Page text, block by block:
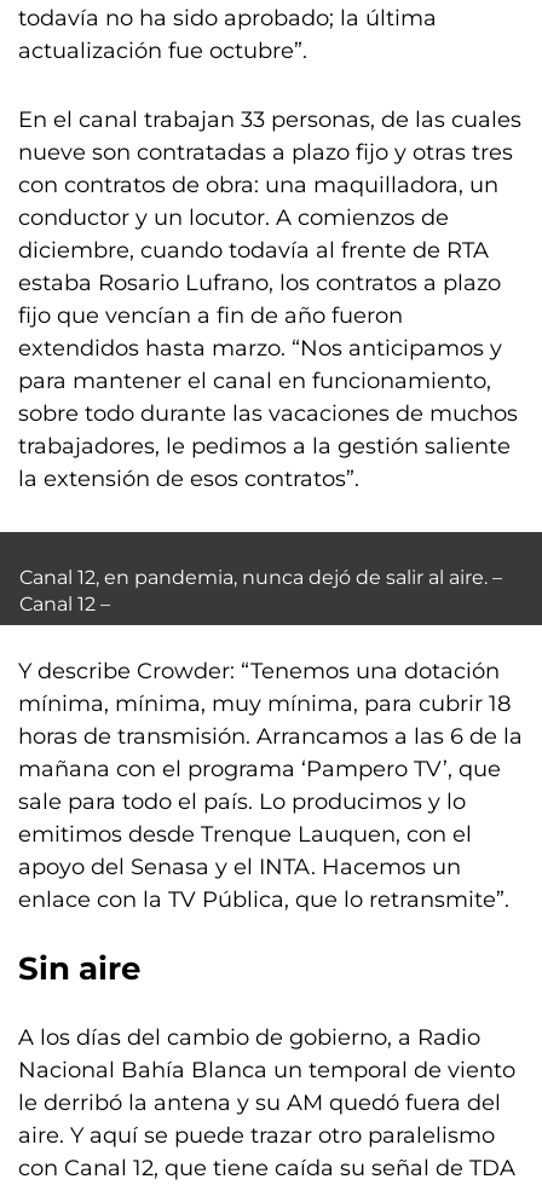
todavía no ha sido aprobado; la última
actualización fue octubre”.
En el canal trabajan 33 personas, de las cuales
nueve son contratadas a plazo fijo y otras tres
con contratos de obra: una maquilladora, un
conductor y un locutor. A comienzos de
diciembre, cuando todavía al frente de RTA
estaba Rosario Lufrano, los contratos a plazo
fijo que vencían a fin de año fueron
extendidos hasta marzo. “Nos anticipamos y
para mantener el canal en funcionamiento,
sobre todo durante las vacaciones de muchos
trabajadores, le pedimos a la gestión saliente
la extensión de esos contratos”.
Canal 12, en pandemia, nunca dejó de salir al aire. –
Canal 12 –
Y describe Crowder: “Tenemos una dotación
mínima, mínima, muy mínima, para cubrir 18
horas de transmisión. Arrancamos a las 6 de la
mañana con el programa ‘Pampero TV’, que
sale para todo el país. Lo producimos y lo
emitimos desde Trenque Lauquen, con el
apoyo del Senasa y el INTA. Hacemos un
enlace con la TV Pública, que lo retransmite”.
Sin aire
A los días del cambio de gobierno, a Radio
Nacional Bahía Blanca un temporal de viento
le derribó la antena y su AM quedó fuera del
aire. Y aquí se puede trazar otro paralelismo
con Canal 12, que tiene caída su señal de TDA